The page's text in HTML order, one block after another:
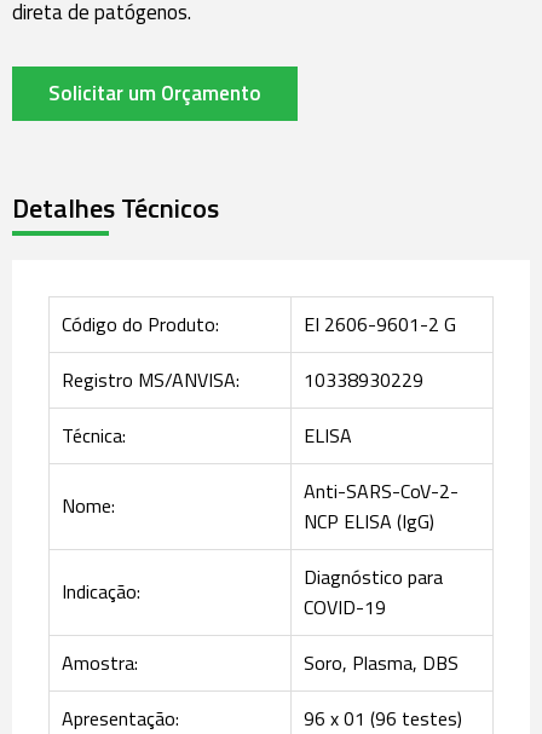
direta de patógenos.
Solicitar um Orçamento
Detalhes Técnicos
Código do Produto:
EI 2606-9601-2 G
Registro MS/ANVISA:
10338930229
Técnica:
ELISA
Nome:
Anti-SARS-CoV-2-
NCP ELISA (IgG)
Indicação:
Diagnóstico para
COVID-19
Amostra:
Soro, Plasma, DBS
Apresentação:
96 x 01 (96 testes)